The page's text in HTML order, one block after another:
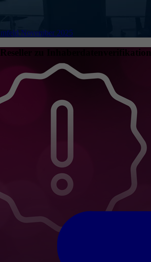
November 2025
zu Inhaberdatenverifikation